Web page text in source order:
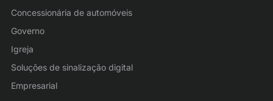
Concessionária de automóveis
Governo
Igreja
Soluções de sinalização digital
Empresarial